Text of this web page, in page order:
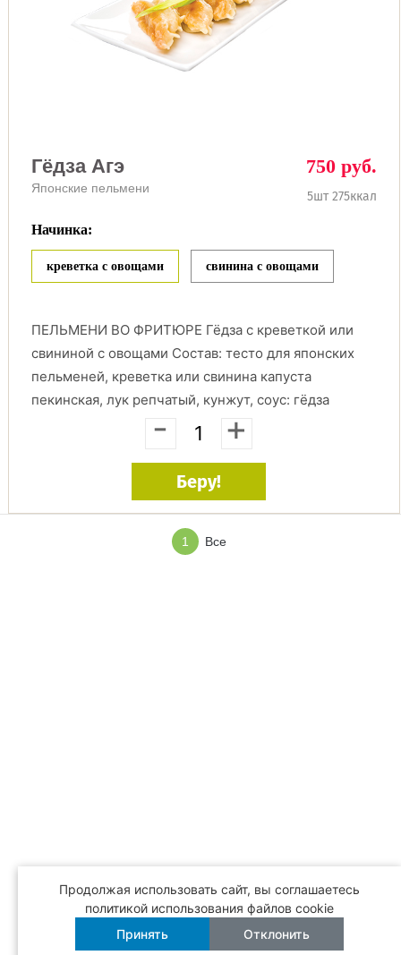
Гёдза Агэ
Японские пельмени
750 руб.
5шт 275ккал
Начинка:
креветка с овощами свинина с овощами
ПЕЛЬМЕНИ ВО ФРИТЮРЕ Гёдза с креветкой или
свининой с овощами Состав: тесто для японских
пельменей, креветка или свинина капуста
пекинская, лук репчатый, кунжут, соус: гёдза
- +
Беру!
1 Все
Продолжая использовать сайт, вы соглашаетесь
политикой использования файлов cookie
Принять
Отклонить